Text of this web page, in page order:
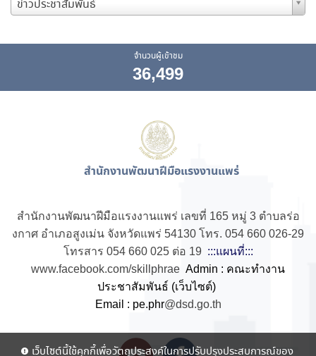
ข่าวประชาสัมพันธ์
จำนวนผู้เข้าชม
36,499
สำนักงานพัฒนาฝีมือแรงงานแพร่
สำนักงานพัฒนาฝีมือแรงงานแพร่ เลขที่ 165 หมู่ 3 ตำบลร่อ
งกาศ อำเภอสูงเม่น จังหวัดแพร่ 54130 โทร. 054 660 026-29
โทรสาร 054 660 025 ต่อ 19 :::แผนที่:::
www.facebook.com/skillphrae Admin : คณะทำงาน
ประชาสัมพันธ์ (เว็บไซต์)
Email : pe.phr@dsd.go.th
เว็บไซต์นี้ใช้คุกกี้เพื่อวัตถุประสงค์ในการปรับปรุงประสบการณ์ของ